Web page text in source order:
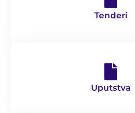
Tenderi
Uputstva